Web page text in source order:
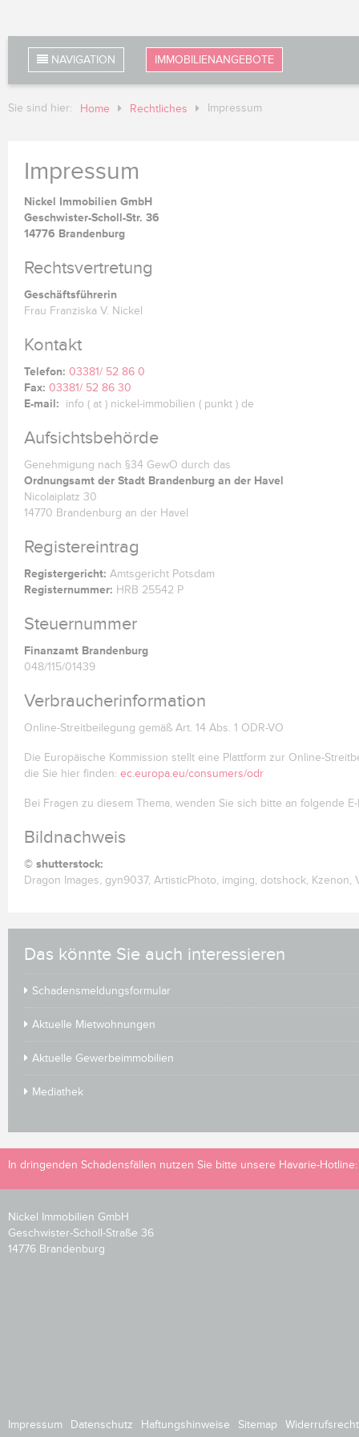
NAVIGATION IMMOBILIENANGEBOTE
Sie sind hier: Home Rechtliches Impressum
Impressum
Nickel Immobilien GmbH
Geschwister-Scholl-Str. 36
14776 Brandenburg
Rechtsvertretung
Geschäftsführerin
Frau Franziska V. Nickel
Kontakt
Telefon: 03381/ 52 86 0
Fax: 03381/ 52 86 30
E-mail: info ( at ) nickel-immobilien ( punkt ) de
Aufsichtsbehörde
Genehmigung nach §34 GewO durch das
Ordnungsamt der Stadt Brandenburg an der Havel
Nicolaiplatz 30
14770 Brandenburg an der Havel
Registereintrag
Registergericht: Amtsgericht Potsdam
Registernummer: HRB 25542 P
Steuernummer
Finanzamt Brandenburg
048/115/01439
Verbraucherinformation
Online-Streitbeilegung gemäß Art. 14 Abs. 1 ODR-VO
Die Europäische Kommission stellt eine Plattform zur Online-
die Sie hier finden: ec.europa.eu/consumers/odr
Bei Fragen zu diesem Thema, wenden Sie sich bitte an folgende
Bildnachweis
© shutterstock:
Dragon Images, gyn9037, ArtisticPhoto, imging, dotshock,
Das könnte Sie auch interessieren
Schadensmeldungsformular
Aktuelle Mietwohnungen
Aktuelle Gewerbeimmobilien
Mediathek
In dringenden Schadensfällen nutzen Sie bitte unsere Havarie-
Nickel Immobilien GmbH
Geschwister-Scholl-Straße 36
14776 Brandenburg
Impressum Datenschutz Haftungshinweise Sitemap